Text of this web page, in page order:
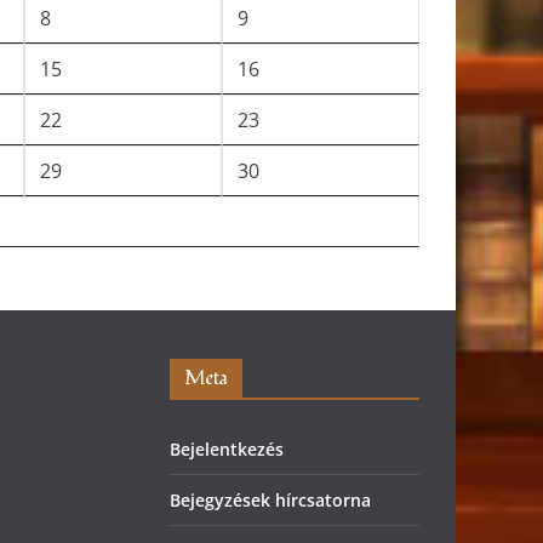
8
9
15
16
22
23
29
30
Meta
Bejelentkezés
Bejegyzések hírcsatorna